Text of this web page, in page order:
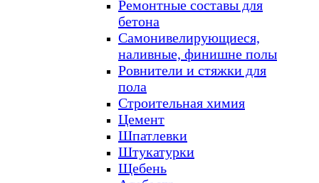
Ремонтные составы для
бетона
Самонивелирующиеся,
наливные, финишне полы
Ровнители и стяжки для
пола
Строительная химия
Цемент
Шпатлевки
Штукатурки
Щебень